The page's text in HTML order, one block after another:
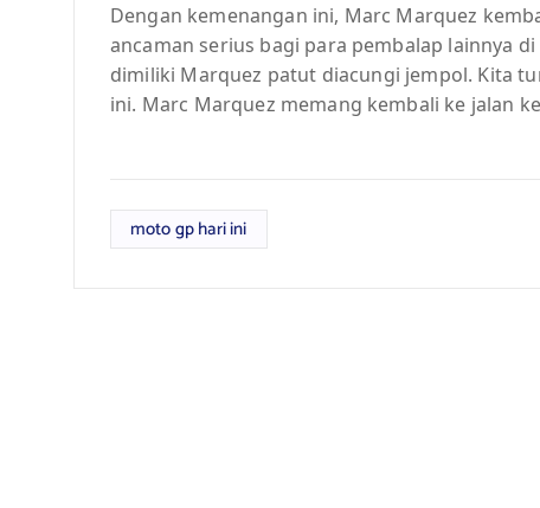
Dengan kemenangan ini, Marc Marquez
ancaman serius bagi para pembalap lainnya
dimiliki Marquez patut diacungi jempol. Kita
ini. Marc Marquez memang kembali ke jalan
moto gp hari ini